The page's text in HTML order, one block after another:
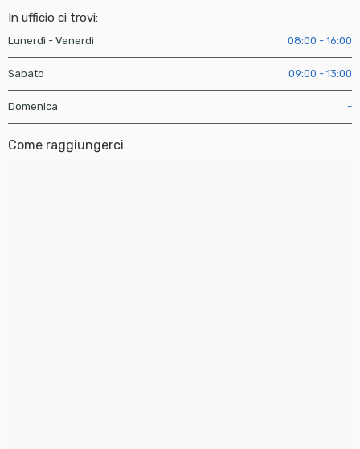
In ufficio ci trovi:
Lunerdì - Venerdì 08:00 - 16:00
Sabato 09:00 - 13:00
Domenica -
Come raggiungerci